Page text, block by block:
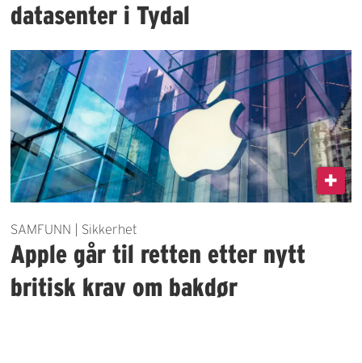
datasenter i Tydal
SAMFUNN | Sikkerhet
Apple går til retten etter nytt
britisk krav om bakdør